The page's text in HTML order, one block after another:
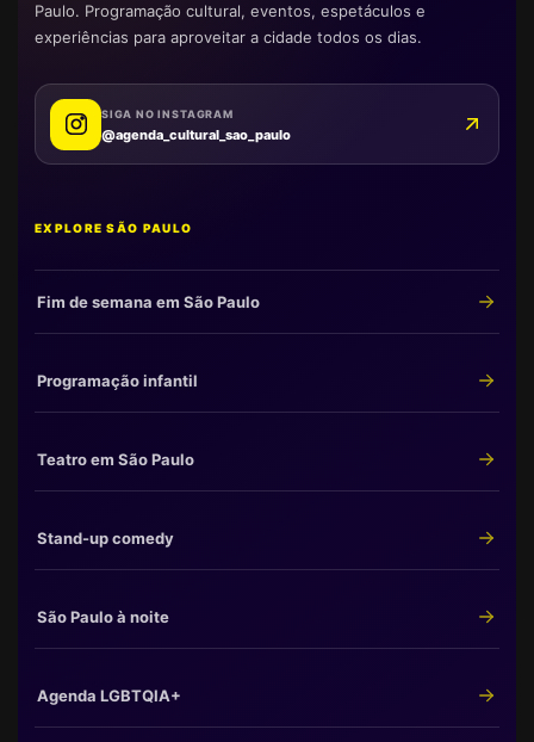
Paulo. Programação cultural, eventos, espetáculos e
experiências para aproveitar a cidade todos os dias.
SIGA NO INSTAGRAM
@agenda_cultural_sao_paulo
EXPLORE SÃO PAULO
Fim de semana em São Paulo
Programação infantil
Teatro em São Paulo
Stand-up comedy
São Paulo à noite
Agenda LGBTQIA+